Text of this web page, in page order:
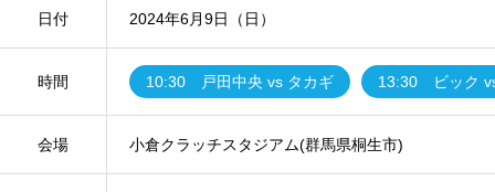
日付 2024年6月9日（日）
時間 10:30 戸田中央 vs タカギ 13:30 ビック
会場 小倉クラッチスタジアム(群馬県桐生市)